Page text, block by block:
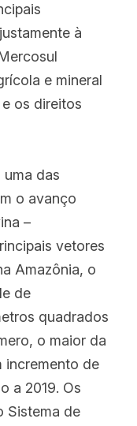
à
e mineral
os direitos
das
o avanço
–
vetores
Amazônia, o
de
quadrados
o maior da
incremento de
a 2019. Os
Sistema de